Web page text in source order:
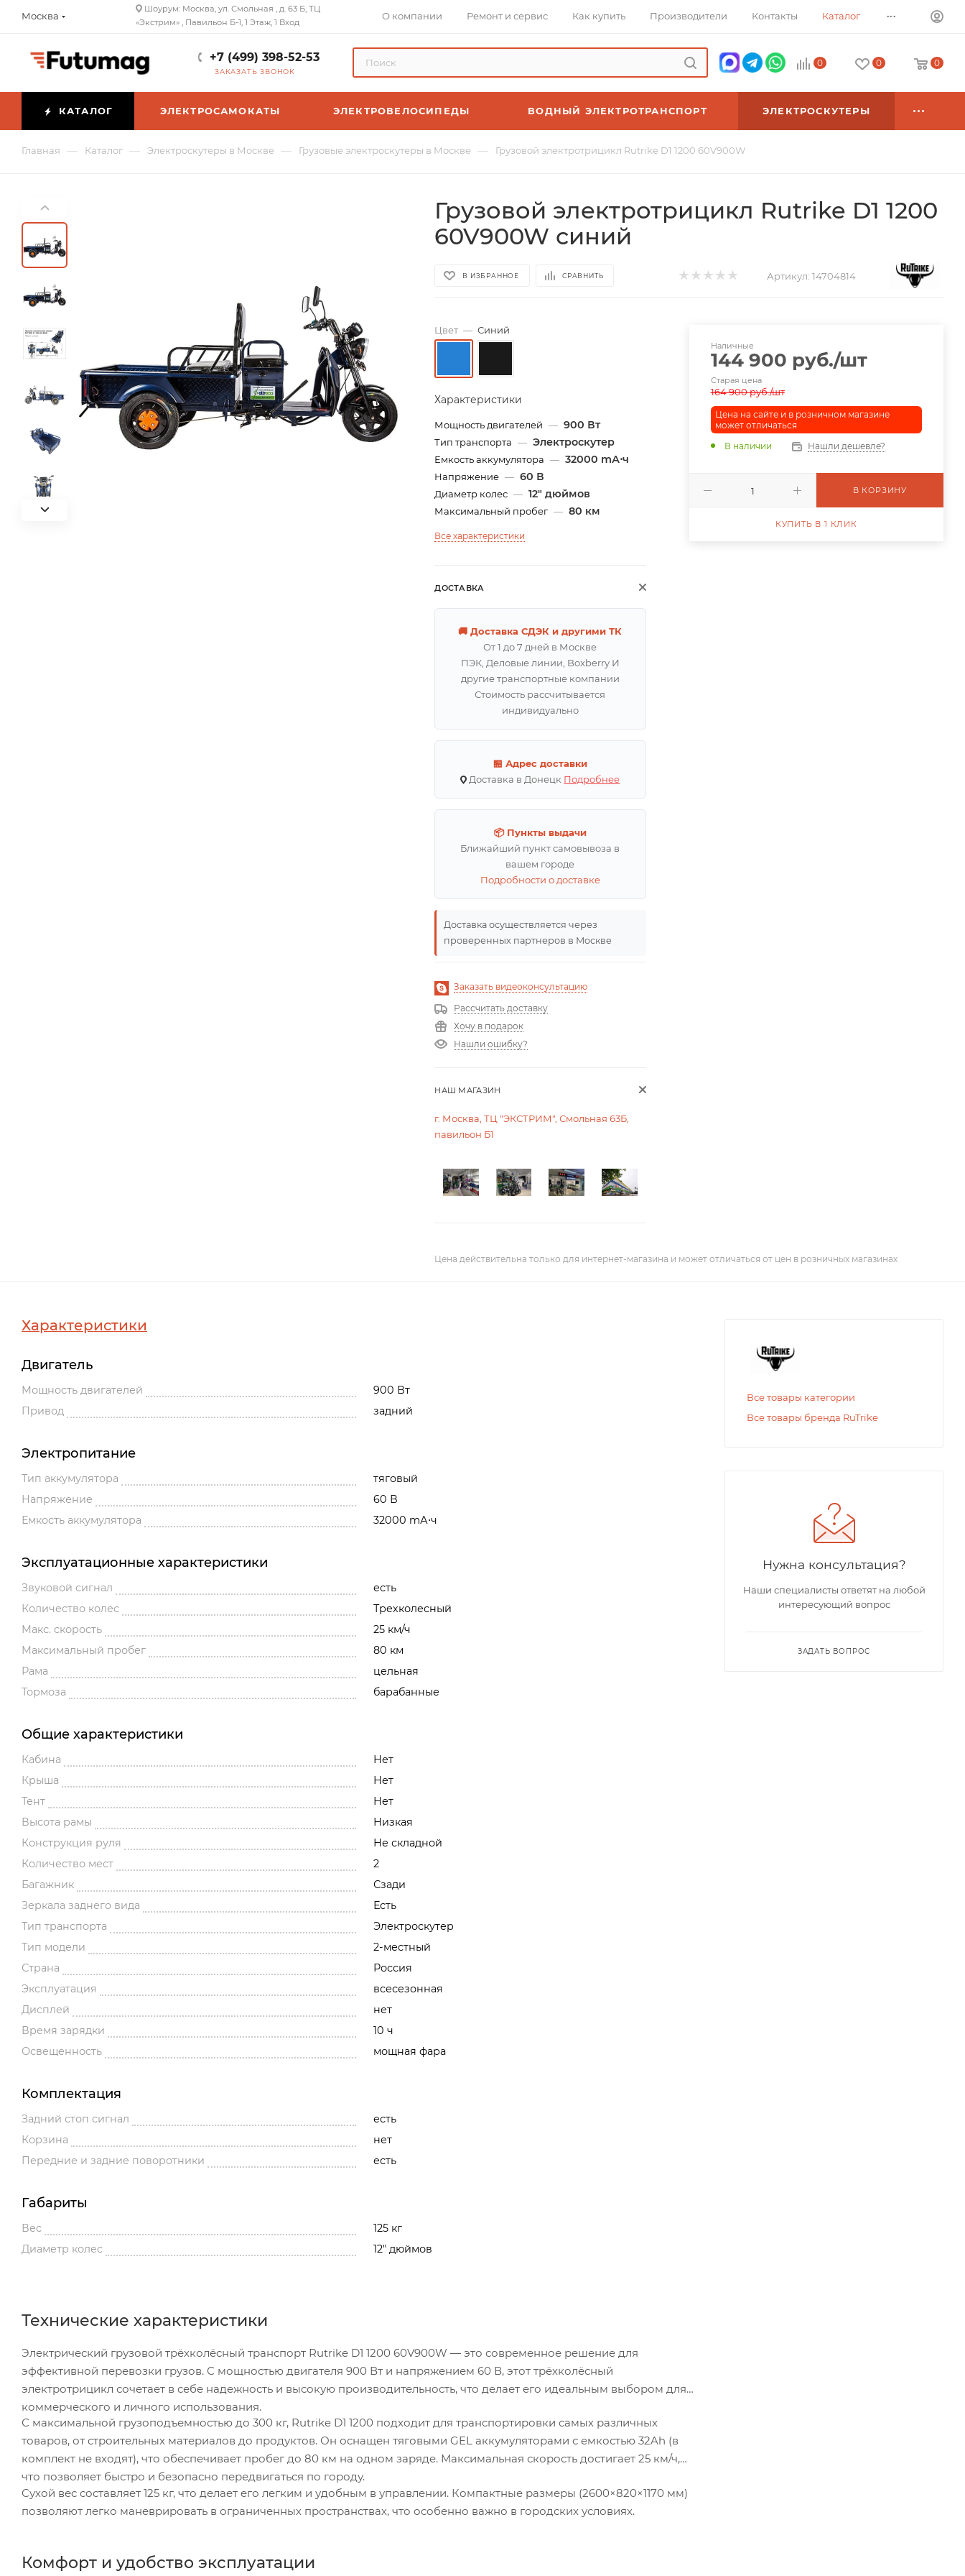
Москва
Шоурум: Москва, ул. Смольная , д. 63 Б, ТЦ
«Экстрим» , Павильон Б-1, 1 Этаж, 1 Вход
О компании Ремонт и сервис Как купить Производители Контакты Каталог ...
+7 (499) 398-52-53
ЗАКАЗАТЬ ЗВОНОК
0 0 0
КАТАЛОГ ЭЛЕКТРОСАМОКАТЫ ЭЛЕКТРОВЕЛОСИПЕДЫ ВОДНЫЙ ЭЛЕКТРОТРАНСПОРТ ЭЛЕКТРОСКУТЕРЫ
Главная — Каталог — Электроскутеры в Москве — Грузовые электроскутеры в Москве — Грузовой электротрицикл Rutrike D1 1200 60V900W
Грузовой электротрицикл Rutrike D1 1200
60V900W синий
В ИЗБРАННОЕ СРАВНИТЬ Артикул: 14704814
Цвет — Синий
Характеристики
Мощность двигателей — 900 Вт
Тип транспорта — Электроскутер
Емкость аккумулятора — 32000 mА⋅ч
Напряжение — 60 В
Диаметр колес — 12" дюймов
Максимальный пробег — 80 км
Все характеристики
ДОСТАВКА
🚚 Доставка СДЭК и другими ТК
От 1 до 7 дней в Москве
ПЭК, Деловые линии, Boxberry И
другие транспортные компании
Стоимость рассчитывается
индивидуально
🏪 Адрес доставки
Доставка в Донецк Подробнее
📦 Пункты выдачи
Ближайший пункт самовывоза в
вашем городе
Подробности о доставке
Доставка осуществляется через
проверенных партнеров в Москве
Заказать видеоконсультацию
Рассчитать доставку
Хочу в подарок
Нашли ошибку?
НАШ МАГАЗИН
г. Москва, ТЦ "ЭКСТРИМ", Смольная 63Б,
павильон Б1
Наличные
144 900 руб./шт
Старая цена
164 900руб./шт
Цена на сайте и в розничном магазине
может отличаться
В наличии
Нашли дешевле?
В КОРЗИНУ
КУПИТЬ В 1 КЛИК
Цена действительна только для интернет-магазина и может отличаться от цен в розничных магазинах
Характеристики
Двигатель
Мощность двигателей
900 Вт
Привод
задний
Электропитание
Тип аккумулятора
тяговый
Напряжение
60 В
Емкость аккумулятора
32000 mА⋅ч
Эксплуатационные характеристики
Звуковой сигнал
есть
Количество колес
Трехколесный
Макс. скорость
25 км/ч
Максимальный пробег
80 км
Рама
цельная
Тормоза
барабанные
Общие характеристики
Кабина
Нет
Крыша
Нет
Тент
Нет
Высота рамы
Низкая
Конструкция руля
Не складной
Количество мест
2
Багажник
Сзади
Зеркала заднего вида
Есть
Тип транспорта
Электроскутер
Тип модели
2-местный
Страна
Россия
Эксплуатация
всесезонная
Дисплей
нет
Время зарядки
10 ч
Освещенность
мощная фара
Комплектация
Задний стоп сигнал
есть
Корзина
нет
Передние и задние поворотники
есть
Габариты
Вес
125 кг
Диаметр колес
12" дюймов
Технические характеристики
Электрический грузовой трёхколёсный транспорт Rutrike D1 1200 60V900W — это современное решение для
эффективной перевозки грузов. С мощностью двигателя 900 Вт и напряжением 60 В, этот трёхколёсный
электротрицикл сочетает в себе надежность и высокую производительность, что делает его идеальным выбором для
коммерческого и личного использования.
С максимальной грузоподъемностью до 300 кг, Rutrike D1 1200 подходит для транспортировки самых различных
товаров, от строительных материалов до продуктов. Он оснащен тяговыми GEL аккумуляторами с емкостью 32Ah (в
комплект не входят), что обеспечивает пробег до 80 км на одном заряде. Максимальная скорость достигает 25 км/ч,
что позволяет быстро и безопасно передвигаться по городу.
Сухой вес составляет 125 кг, что делает его легким и удобным в управлении. Компактные размеры (2600×820×1170 мм)
позволяют легко маневрировать в ограниченных пространствах, что особенно важно в городских условиях.
Комфорт и удобство эксплуатации
Все товары категории
Все товары бренда RuTrike
Нужна консультация?
Наши специалисты ответят на любой
интересующий вопрос
ЗАДАТЬ ВОПРОС